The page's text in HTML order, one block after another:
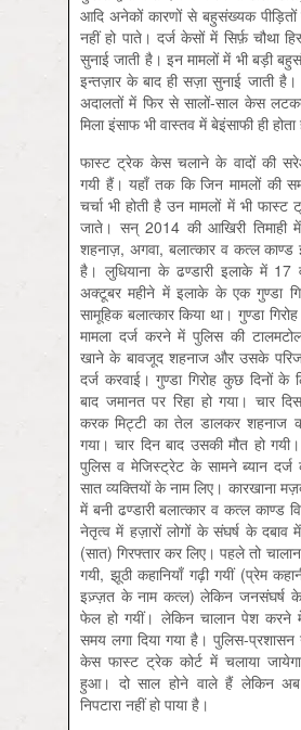
आदि अनेकों कारणों से बहुसंख्यक पीड़ितों
नहीं हो पाते। दर्ज केसों में सिर्फ़ चौथा
सुनाई जाती है। इन मामलों में भी बड़ी
इन्तज़ार के बाद ही सज़ा सुनाई जाती
अदालतों में फिर से सालों-साल केस
मिला इंसाफ भी वास्तव में बेइंसाफी ही होता
फास्ट ट्रेक केस चलाने के वादों की
गयी हैं। यहाँ तक कि जिन मामलों की
चर्चा भी होती है उन मामलों में भी
जाते। सन् 2014 की आखि‍री तिमाही
शहनाज़, अगवा, बलात्कार व कत्ल काण्ड
है। लुधियाना के ढण्डारी इलाके में 17
अक्टूबर महीने में इलाके के एक गुण्डा
सामूहिक बलात्कार किया था। गुण्डा गिरोह
मामला दर्ज करने में पुलिस की
खाने के बावजूद शहनाज और उसके
दर्ज करवाई। गुण्डा गिरोह कुछ दिनों
बाद जमानत पर रिहा हो गया। चार
करक मिट्टी का तेल डालकर शहनाज
गया। चार दिन बाद उसकी मौत हो
पुलिस व मेजिस्ट्रेट के सामने ब्यान
सात व्यक्तियों के नाम लिए। कारखाना
में बनी ढण्डारी बलात्कार व कत्ल काण्ड
नेतृत्व में हज़ारों लोगों के संघर्ष के दबाव
(सात) गिरफ्तार कर लिए। पहले तो
गयी, झूठी कहानियाँ गढ़ी गयीं (प्रेम
इज़्ज़त के नाम कत्ल) लेकिन जनसंघर्ष
फेल हो गयीं। लेकिन चालान पेश करने
समय लगा दिया गया है। पुलि‍स-प्रशासन
केस फास्ट ट्रेक कोर्ट में चलाया
हुआ। दो साल होने वाले हैं लेकिन
निपटारा नहीं हो पाया है।